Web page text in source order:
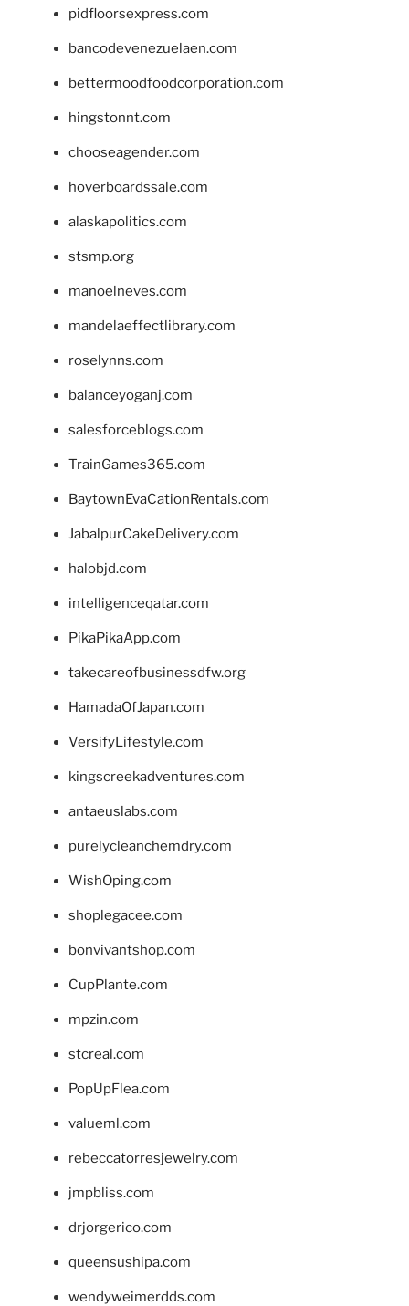
pidfloorsexpress.com
bancodevenezuelaen.com
bettermoodfoodcorporation.com
hingstonnt.com
chooseagender.com
hoverboardssale.com
alaskapolitics.com
stsmp.org
manoelneves.com
mandelaeffectlibrary.com
roselynns.com
balanceyoganj.com
salesforceblogs.com
TrainGames365.com
BaytownEvaCationRentals.com
JabalpurCakeDelivery.com
halobjd.com
intelligenceqatar.com
PikaPikaApp.com
takecareofbusinessdfw.org
HamadaOfJapan.com
VersifyLifestyle.com
kingscreekadventures.com
antaeuslabs.com
purelycleanchemdry.com
WishOping.com
shoplegacee.com
bonvivantshop.com
CupPlante.com
mpzin.com
stcreal.com
PopUpFlea.com
valueml.com
rebeccatorresjewelry.com
jmpbliss.com
drjorgerico.com
queensushipa.com
wendyweimerdds.com